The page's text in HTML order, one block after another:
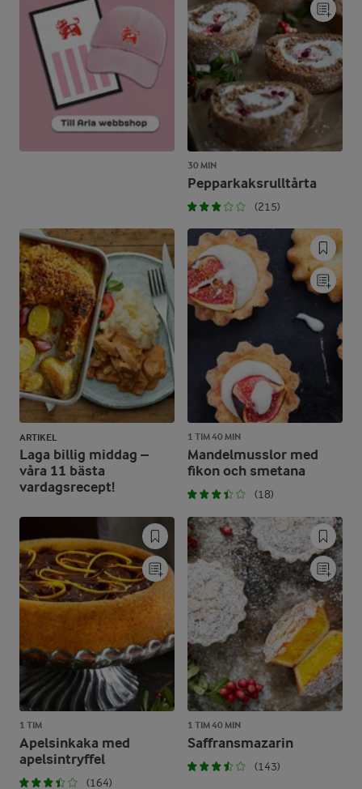
30 MIN
Pepparkaksrulltårta
(215)
ARTIKEL
Laga billig middag –
våra 11 bästa
vardagsrecept!
1 TIM 40 MIN
Mandelmusslor med
fikon och smetana
(18)
1 TIM
Apelsinkaka med
apelsintryffel
(164)
1 TIM 40 MIN
Saffransmazarin
(143)